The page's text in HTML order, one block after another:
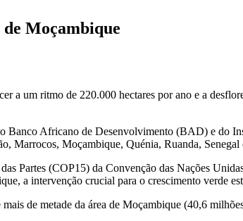
de Moçambique
a um ritmo de 220.000 hectares por ano e a
Banco Africano de Desenvolvimento (BAD) e do
Marrocos, Moçambique, Quénia, Ruanda, Senegal
Partes (COP15) da Convenção das Nações
a intervenção crucial para o crescimento verde
de metade da área de Moçambique (40,6